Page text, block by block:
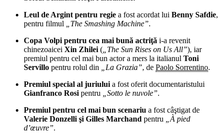
Leul de Argint pentru regie a fost acordat lui Benny Safdie,
pentru filmul
„The Smashing Machine”.
Copa Volpi pentru cea mai bună actriţă i-a revenit
chinezoaicei Xin Zhilei ( „The Sun Rises on Us All”), iar
premiul pentru cel mai bun actor a mers la italianul Toni
Servillo pentru rolul din „La Grazia”, de Paolo Sorrentino.
Premiul special al juriului a fost oferit documentaristului
Gianfranco Rosi pentru „Sotto le nuvole”.
Premiul pentru cel mai bun scenariu a fost câştigat de
Valerie Donzelli şi Gilles Marchand pentru
„À pied
d’œuvre”.